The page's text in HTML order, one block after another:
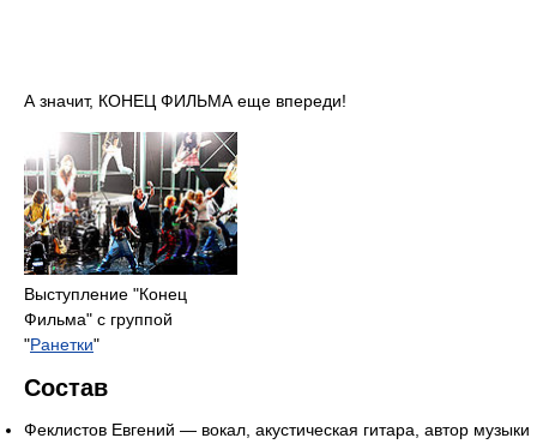
А значит, КОНЕЦ ФИЛЬМА еще впереди!
Выступление "Конец
Фильма" с группой
"Ранетки"
Состав
Феклистов Евгений — вокал, акустическая гитара, автор музыки